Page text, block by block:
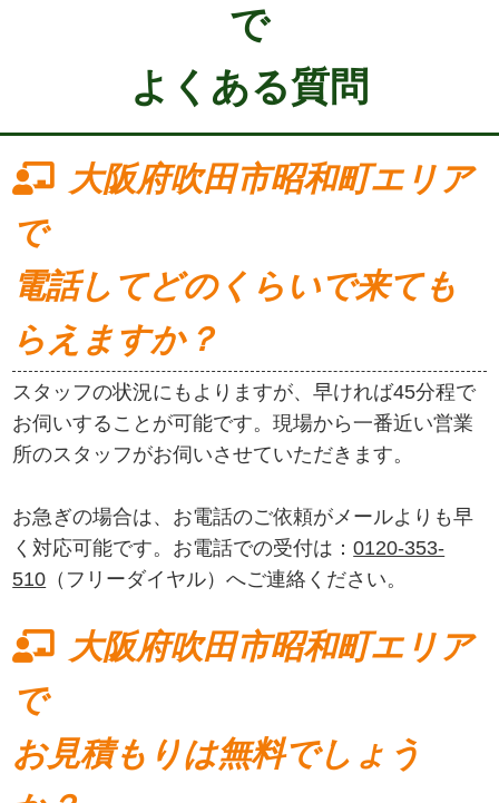
で
よくある質問
大阪府吹田市昭和町エリア
で
電話してどのくらいで来ても
らえますか？
スタッフの状況にもよりますが、早ければ45分程で
お伺いすることが可能です。現場から一番近い営業
所のスタッフがお伺いさせていただきます。
お急ぎの場合は、お電話のご依頼がメールよりも早
く対応可能です。お電話での受付は：0120-353-
510 （フリーダイヤル）へご連絡ください。
大阪府吹田市昭和町エリア
で
お見積もりは無料でしょう